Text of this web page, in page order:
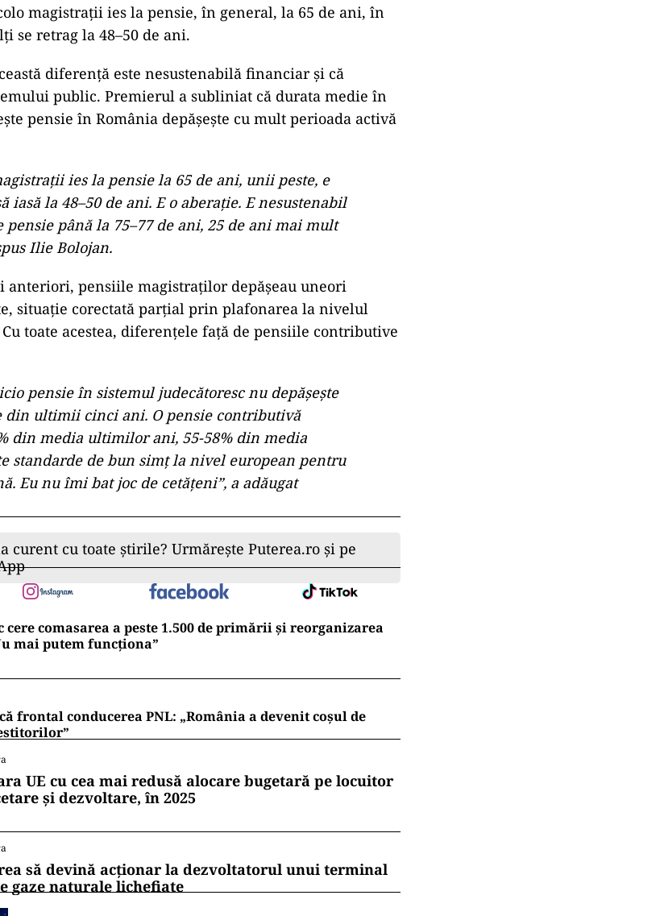
percepția publică este aceea că anumite grupuri sunt
majorității contribuabililor și că această situație
generalizată.
un deficit mare, dar și o criză de încredere
lumea politică, în justiție. De ce? Percepția
sunt privilegiați în dauna majorității cetățenilor.
nu poate fi negată că e percepută ca un privilegiu
premierul.
de standardele europene
magistrații ies la pensie, în general, la 65 de ani, în
se retrag la 48–50 de ani.
diferență este nesustenabilă financiar și că
pensie în România depășește cu mult perioada activă
ies la pensie la 65 de ani, unii peste, e
iasă la 48–50 de ani. E o aberație. E nesustenabil
până la 75–77 de ani, 25 de ani mai mult
Ilie Bolojan.
anteriori, pensiile magistraților depășeau uneori
situație corectată parțial prin plafonarea la nivelul
toate acestea, diferențele față de pensiile contributive
pensie în sistemul judecătoresc nu depășește
ultimii cinci ani. O pensie contributivă
din media ultimilor ani, 55-58% din media
standarde de bun simț la nivel european pentru
Eu nu îmi bat joc de cetățeni”, a adăugat
curent cu toate știrile? Urmărește Puterea.ro și pe